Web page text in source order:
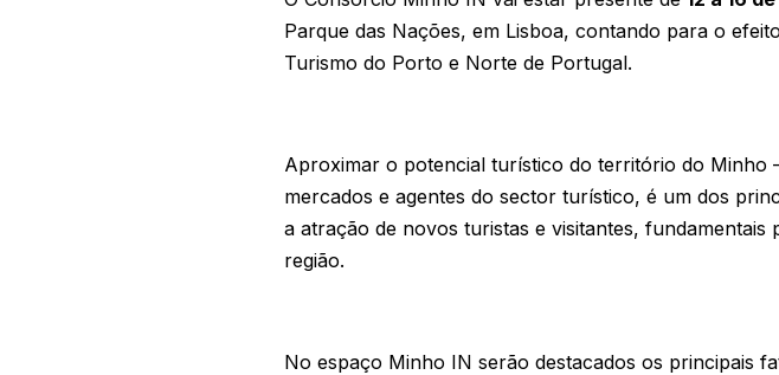
Parque das Nações, em Lisboa, contando para o
Turismo do Porto e Norte de Portugal.
Aproximar o potencial turístico do território do Minho
mercados e agentes do sector turístico, é um dos
a atração de novos turistas e visitantes,
região.
No espaço Minho IN serão destacados os principais